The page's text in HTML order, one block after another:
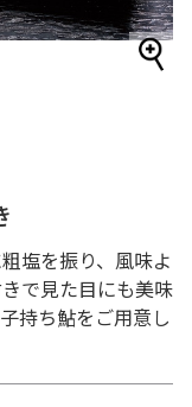
塩を振り、風味よ
で見た目にも美味
持ち鮎をご用意し